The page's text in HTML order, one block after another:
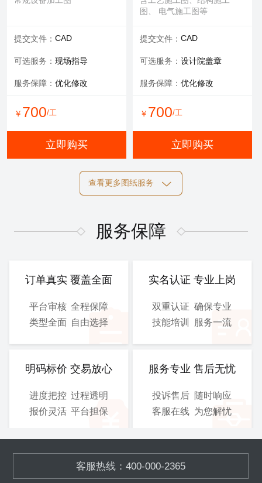
立即购买
提交文件： CAD
可选服务： 现场指导
服务保障： 优化修改
￥ 700/工
立即购买
图、 电气施工图等
提交文件： CAD
可选服务： 设计院盖章
服务保障： 优化修改
￥ 700/工
立即购买
图、 电气施工图等
可选服务：设计院盖章
800/工
电气施工图
图、 电气施工图等
可选服务：设计院盖章
900/工
总施工图
图、 电气施工图等
3D图
备,OEM加工
提交文件：SOLIDWORKS
查看更多图纸服务
服务保障
订单真实 覆盖全面
平台审核 全程保障
类型全面 自由选择
实名认证 专业上岗
双重认证 确保专业
技能培训
服务一流
明码标价 交易放心
进度把控 过程透明
报价灵活 平台担保
服务专业 售后无忧
投诉售后 随时响应
客服在线 为您解忧
客服热线：400-000-2365